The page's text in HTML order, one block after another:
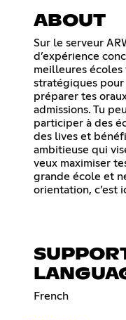
ABOUT
Sur le serveur
d’expérience
meilleures écoles
stratégiques
préparer tes
admissions. Tu
participer à des
des lives et
ambitieuse qui
veux maximiser
grande école et
orientation, c’est
French